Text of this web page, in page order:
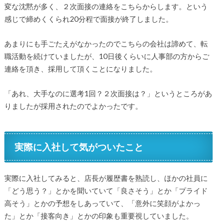
変な沈黙が多く、２次面接の連絡をこちらからします。という
感じで締めくくられ20分程で面接が終了しました。
あまりにも手ごたえがなかったのでこちらの会社は諦めて、転
職活動を続けていましたが、10日後くらいに人事部の方からご
連絡を頂き、採用して頂くことになりました。
「あれ、大手なのに選考1回？２次面接は？」というところがあ
りましたが採用されたのでよかったです。
実際に入社して気がついたこと
実際に入社してみると、店長が履歴書を熟読し、ほかの社員に
「どう思う？」とかを聞いていて「良さそう」とか「プライド
高そう」とかの予想をしあっていて、「意外に笑顔がよかっ
た」とか「接客向き」とかの印象も重要視していました。